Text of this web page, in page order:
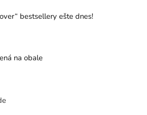
bestsellery ešte dnes!
na obale